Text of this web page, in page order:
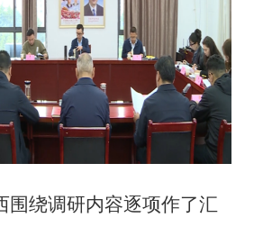
围绕调研内容逐项作了汇